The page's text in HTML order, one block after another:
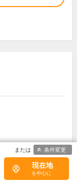
リウマチ科
現在地
条件変更